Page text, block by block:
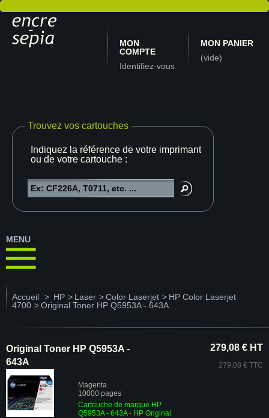
MON
COMPTE
Identifiez-vous
MON PANIER
(vide)
Trouvez vos cartouches
Indiquez la référence de votre imprimante
ou de votre cartouche :
MENU
Accueil > HP > Laser >Color Laserjet > HP Color Laserjet
4700 >Original Toner HP Q5953A - 643A
Original Toner HP Q5953A -
643A
Magenta
10000 pages
Cartouche de marque HP
Q5953A - 643A - HP Original
279,08 € HT
279,08 € TTC